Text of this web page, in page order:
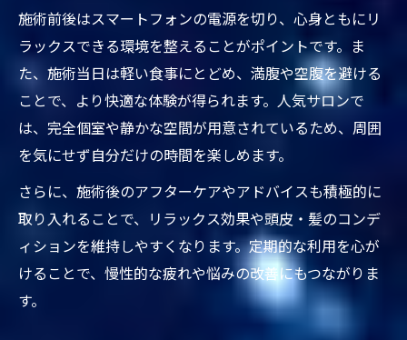
施術前後はスマートフォンの電源を切り、心身ともにリ
ラックスできる環境を整えることがポイントです。ま
た、施術当日は軽い食事にとどめ、満腹や空腹を避ける
ことで、より快適な体験が得られます。人気サロンで
は、完全個室や静かな空間が用意されているため、周囲
を気にせず自分だけの時間を楽しめます。
さらに、施術後のアフターケアやアドバイスも積極的に
取り入れることで、リラックス効果や頭皮・髪のコンデ
ィションを維持しやすくなります。定期的な利用を心が
けることで、慢性的な疲れや悩みの改善にもつながりま
す。